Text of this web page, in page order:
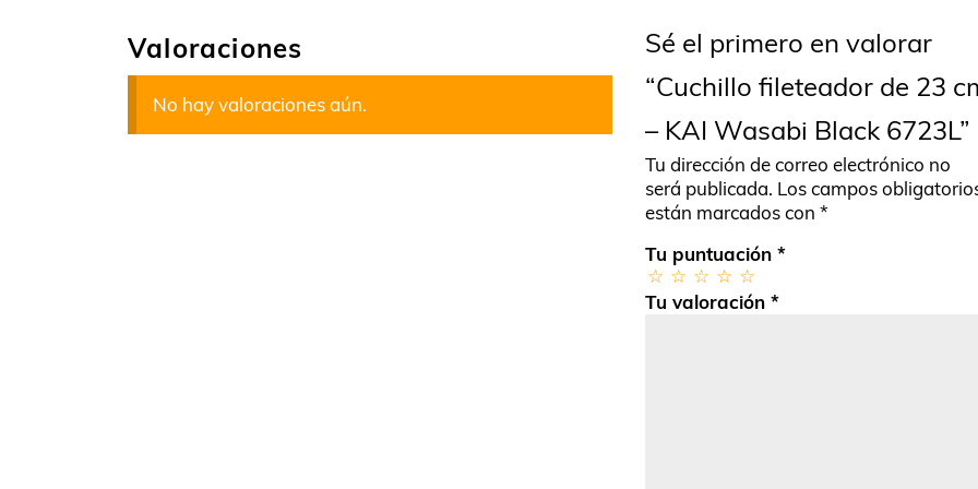
Valoraciones
No hay valoraciones aún.
Sé el primero en valorar
“Cuchillo fileteador de 23
– KAI Wasabi Black 6723L”
Tu dirección de correo electrónico no
será publicada. Los campos
están marcados con *
Tu puntuación *
Tu valoración *